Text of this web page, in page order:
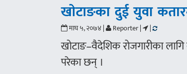
खाेटाङका दुई युवा
माघ ५, २०७४ | Reporter | |
खोटाङ–वैदेशिक रोजगारीका
परेका छन् ।